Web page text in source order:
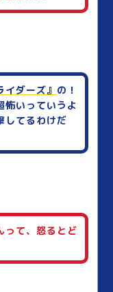
イダーズ』 の！
怖いっていうよ
してるわけだ
って、怒るとど